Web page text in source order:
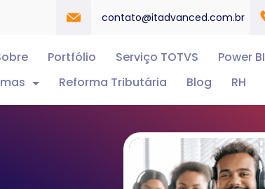
contato@itadvanced.com.br
Portfólio Serviço TOTVS
Power BI
Reforma Tributária Blog RH